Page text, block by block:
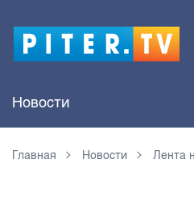
Новости
Главная Новости Лента